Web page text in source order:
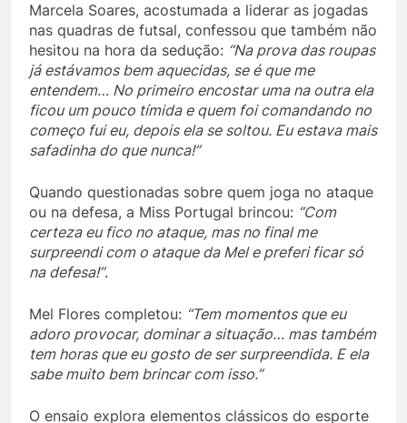
Marcela Soares, acostumada a liderar as jogadas
nas quadras de futsal, confessou que também não
hesitou na hora da sedução: “Na prova das roupas
já estávamos bem aquecidas, se é que me
entendem… No primeiro encostar uma na outra ela
ficou um pouco tímida e quem foi comandando no
começo fui eu, depois ela se soltou. Eu estava mais
safadinha do que nunca!”
Quando questionadas sobre quem joga no ataque
ou na defesa, a Miss Portugal brincou: “Com
certeza eu fico no ataque, mas no final me
surpreendi com o ataque da Mel e preferi ficar só
na defesa!”.
Mel Flores completou: “Tem momentos que eu
adoro provocar, dominar a situação… mas também
tem horas que eu gosto de ser surpreendida. E ela
sabe muito bem brincar com isso.”
O ensaio explora elementos clássicos do esporte